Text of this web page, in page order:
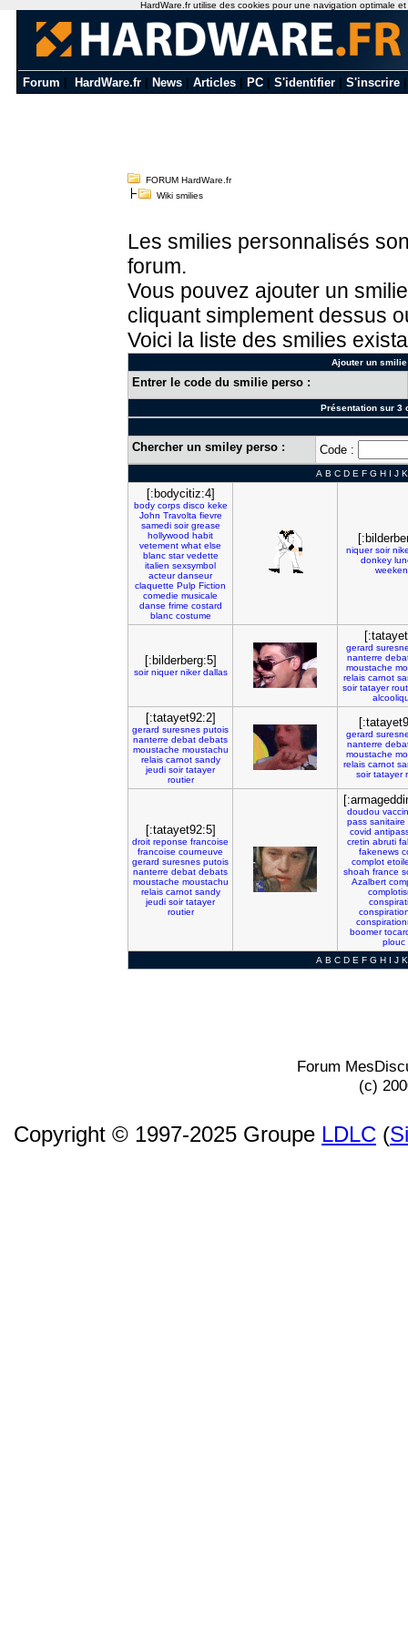
Forum HardWare.fr News Articles PC S'identifier S'inscrire
FORUM HardWare.fr
Wiki smilies
Les smilies personnalisés
forum.
Vous pouvez ajouter un
cliquant simplement dessus
Voici la liste des smilies
Ajouter un
Entrer le code du smilie perso :
Présentation sur 3
Chercher un smiley perso : Code :
A B C D E F G H I J K
[:bodycitiz:4]
body corps disco keke
John Travolta fievre
samedi soir grease
hollywood habit
vetement what else
blanc star vedette
italien sexsymbol
acteur danseur
claquette Pulp Fiction
comedie musicale
danse frime costard
blanc costume
niquer soir
donkey
[:bilderberg:5]
soir niquer niker dallas
gerard
nanterre
moustache
relais carnot
soir tatayer
[:tatayet92:2]
gerard suresnes putois
nanterre debat debats
moustache moustachu
relais carnot sandy
jeudi soir tatayer
routier
gerard
nanterre
moustache
relais carnot
soir tatayer
[:tatayet92:5]
droit reponse francoise
francoise courneuve
gerard suresnes putois
nanterre debat debats
moustache moustachu
relais carnot sandy
jeudi soir tatayer
routier
doudou vaccin
pass sanitaire
covid
cretin abruti
fakenews
complot
shoah france
Azalbert
boomer
plouc
A B C D E F G H I J K
Forum
(c)
Copyright © 1997-2025 Groupe LDLC (
HardWare.fr utilise des cookies pour une navigation optimale